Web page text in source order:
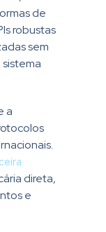
de
robustas
sem
a
direta,
e